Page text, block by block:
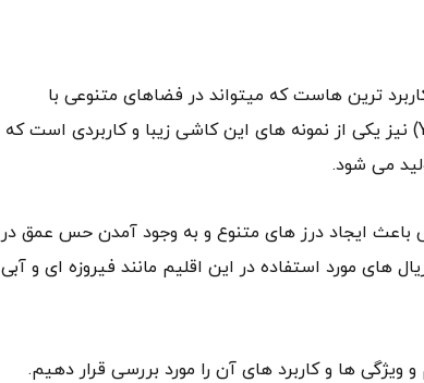
ترین هاست که میتواند در فضاهای متنوعی با
کاربری ها و سبک های اجرایی متنوع اجرا شود. کاشی مترویی یزد (Yazd metro tiles) نیز یکی از نمونه های این کاشی زیبا و کاربردی است که
می شود.
باعث ایجاد درز های متنوع و به وجود آمدن حس عمق در
های مورد استفاده در این اقلیم مانند فیروزه ای و آبی
ها و کاربرد های آن را مورد بررسی قرار دهیم.